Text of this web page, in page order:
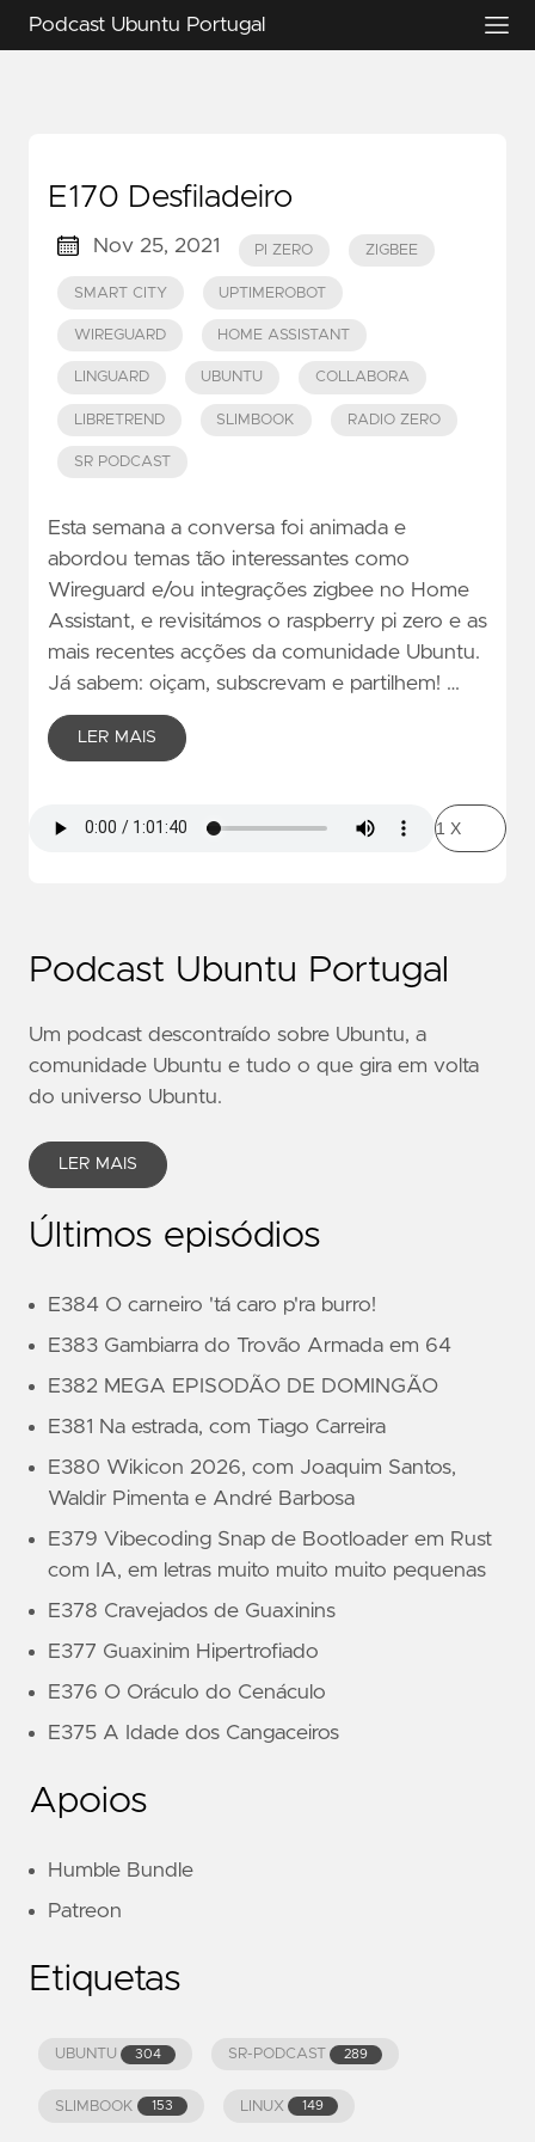
Podcast Ubuntu Portugal
E170 Desfiladeiro
Nov 25, 2021 PI ZERO ZIGBEE
SMART CITY UPTIMEROBOT
WIREGUARD HOME ASSISTANT
LINGUARD UBUNTU COLLABORA
LIBRETREND SLIMBOOK RADIO ZERO
SR PODCAST
Esta semana a conversa foi animada e
abordou temas tão interessantes como
Wireguard e/ou integrações zigbee no Home
Assistant, e revisitámos o raspberry pi zero e as
mais recentes acções da comunidade Ubuntu.
Já sabem: oiçam, subscrevam e partilhem! …
LER MAIS
Podcast Ubuntu Portugal
Um podcast descontraído sobre Ubuntu, a
comunidade Ubuntu e tudo o que gira em volta
do universo Ubuntu.
LER MAIS
Últimos episódios
E384 O carneiro 'tá caro p'ra burro!
E383 Gambiarra do Trovão Armada em 64
E382 MEGA EPISODÃO DE DOMINGÃO
E381 Na estrada, com Tiago Carreira
E380 Wikicon 2026, com Joaquim Santos,
Waldir Pimenta e André Barbosa
E379 Vibecoding Snap de Bootloader em Rust
com IA, em letras muito muito muito pequenas
E378 Cravejados de Guaxinins
E377 Guaxinim Hipertrofiado
E376 O Oráculo do Cenáculo
E375 A Idade dos Cangaceiros
Apoios
Humble Bundle
Patreon
Etiquetas
UBUNTU 304 SR-PODCAST 289
SLIMBOOK 153 LINUX 149